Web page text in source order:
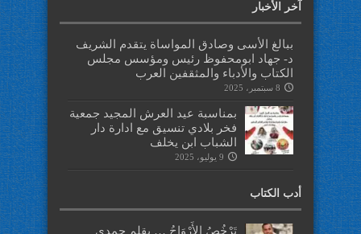
آخر الأخبار
ببالغ الأسى وصادق المواساة يتقدم الشريف
د- جهاد ابومحفوظ رئيس ومؤسس مجلس
الكتاب والأدباء والمثقفين العرب
8 سبتمبر، 2025
بمناسبة عيد العرش المجيد جمعية
فخر بلادي تنسيق مع ادارة دار
الشباب ابن يخلف
9 يوليو، 2025
أدب الكتاب
تَرْخُصُ الأَرْوَاحُ … بقلم حمدي